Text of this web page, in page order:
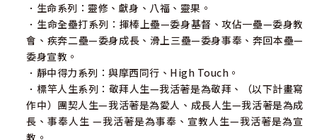
．生命系列：靈修、獻身、八福、靈果。
．生命全壘打系列：揮棒上壘—委身基督、攻佔一壘—委身教
會、疾奔二壘—委身成長、滑上三壘—委身事奉、奔回本壘—
委身宣教。
．靜中得力系列：與摩西同行、High Touch。
．標竿人生系列：敬拜人生—我活著是為敬拜、（以下計畫寫
作中）團契人生—我活著是為愛人、成長人生—我活著是為成
長、事奉人生 —我活著是為事奉、宣教人生—我活著是為宣